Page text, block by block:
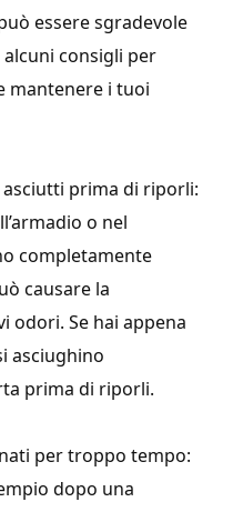
essere sgradevole
consigli per
mantenere i tuoi
prima di riporli:
o nel
completamente
causare la
odori. Se hai appena
asciughino
prima di riporli.
per troppo tempo:
dopo una